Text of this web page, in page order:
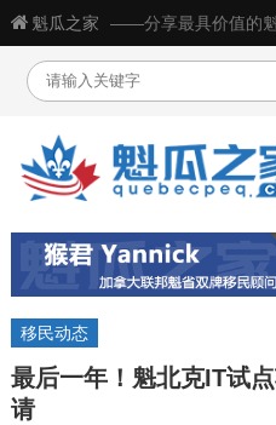
魁瓜之家 ——分享最具价值的魁北克留
移民动态
最后一年！魁北克IT试
请